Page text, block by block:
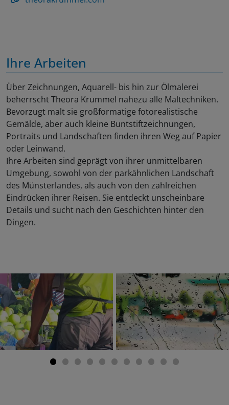
Ihre Arbeiten
Über Zeichnungen, Aquarell- bis hin zur Ölmalerei
beherrscht Theora Krummel nahezu alle Maltechniken.
Bevorzugt malt sie großformatige fotorealistische
Gemälde, aber auch kleine Buntstiftzeichnungen,
Portraits und Landschaften finden ihren Weg auf Papier
oder Leinwand.
Ihre Arbeiten sind geprägt von ihrer unmittelbaren
Umgebung, sowohl von der parkähnlichen Landschaft
des Münsterlandes, als auch von den zahlreichen
Eindrücken ihrer Reisen. Sie entdeckt unscheinbare
Details und sucht nach den Geschichten hinter den
Dingen.